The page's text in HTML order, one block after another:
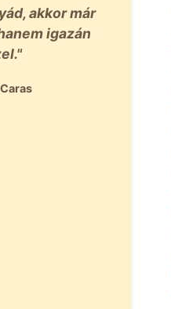
akkor már
igazán